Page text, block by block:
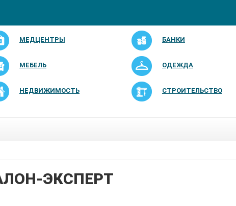
МЕДЦЕНТРЫ БАНКИ
МЕБЕЛЬ ОДЕЖДА
НЕДВИЖИМОСТЬ СТРОИТЕЛЬСТВО
ЭКСПЕРТ